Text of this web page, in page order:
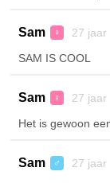
Sam ♀ 27
SAM IS COOL
Sam ♀ 27
Het is gewoon
Sam ♂ 27